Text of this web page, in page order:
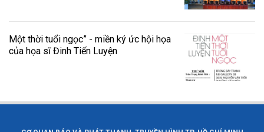
Một thời tuổi ngọc” - miền ký ức hội họa
của họa sĩ Đinh Tiến Luyện